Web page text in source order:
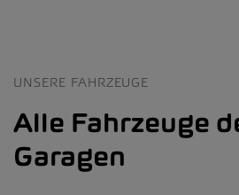
UNSERE FAHRZEUGE
Alle Fahrzeuge
Garagen